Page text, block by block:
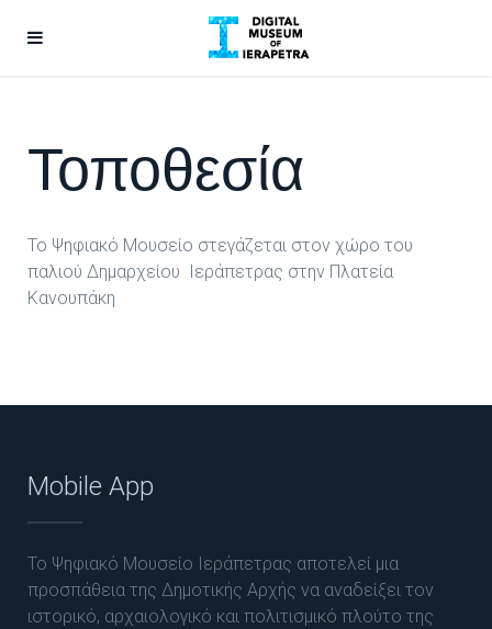
Τοποθεσία
Το Ψηφιακό Μουσείο στεγάζεται στον χώρο του
παλιού Δημαρχείου Ιεράπετρας στην Πλατεία
Κανουπάκη
Mobile App
Το Ψηφιακό Μουσείο Ιεράπετρας αποτελεί μια
προσπάθεια της Δημοτικής Αρχής να αναδείξει τον
ιστορικό, αρχαιολογικό και πολιτισμικό πλούτο της